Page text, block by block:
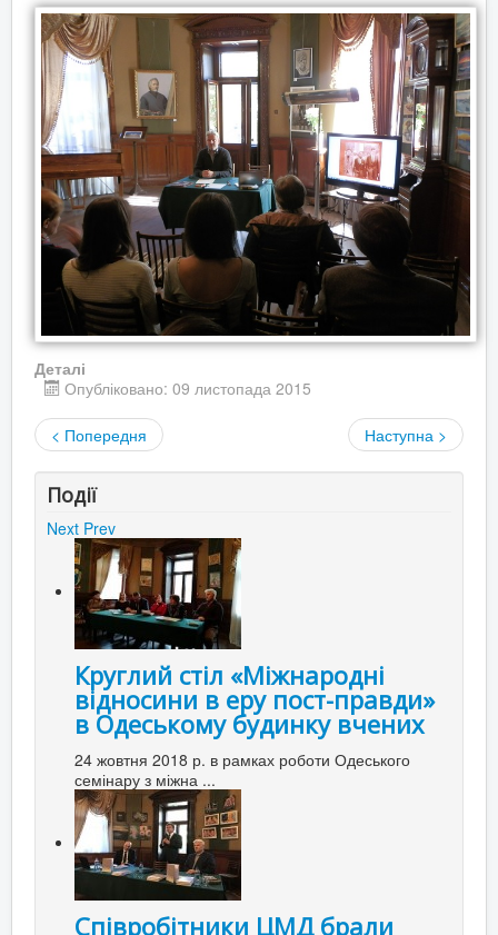
Деталі
Опубліковано: 09 листопада 2015
< Попередня Наступна >
Події
Next Prev
Круглий стіл «Міжнародні
відносини в еру пост-правди»
в Одеському будинку вчених
24 жовтня 2018 р. в рамках роботи Одеського
семінару з міжна ...
Співробітники ЦМД брали